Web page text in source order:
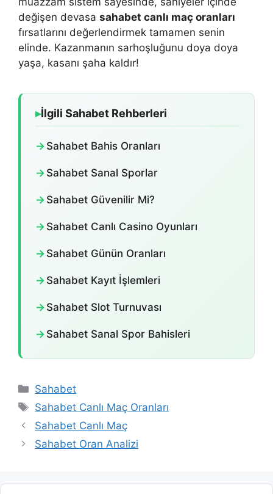
değişen devasa sahabet canlı maç oranları
fırsatlarını değerlendirmek tamamen senin
elinde. Kazanmanın sarhoşluğunu doya doya
yaşa, kasanı şaha kaldır!
▸İlgili Sahabet Rehberleri
→ Sahabet Bahis Oranları
→ Sahabet Sanal Sporlar
→ Sahabet Güvenilir Mi?
→ Sahabet Canlı Casino Oyunları
→ Sahabet Günün Oranları
→ Sahabet Kayıt İşlemleri
→ Sahabet Slot Turnuvası
→ Sahabet Sanal Spor Bahisleri
Kategoriler
Sahabet
Etiketler
Sahabet Canlı Maç Oranları
Sahabet Canlı Maç
Sahabet Oran Analizi